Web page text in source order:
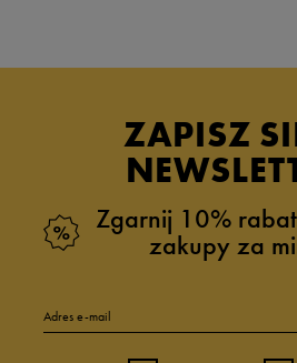
ZAPISZ
Zgarnij 10%
zakupy za
Adres e-mail